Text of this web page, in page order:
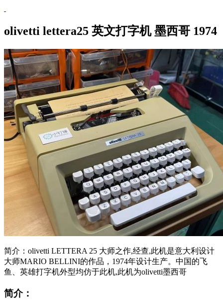
olivetti lettera25 英文打字机 墨西哥 1974
简介：olivetti LETTERA 25 大师之作,经查,此机是意大利设计
大师MARIO BELLINI的作品，1974年设计生产。中国的飞
鱼、英雄打字机外型均仿于此机,此机为olivetti墨西哥
简介：